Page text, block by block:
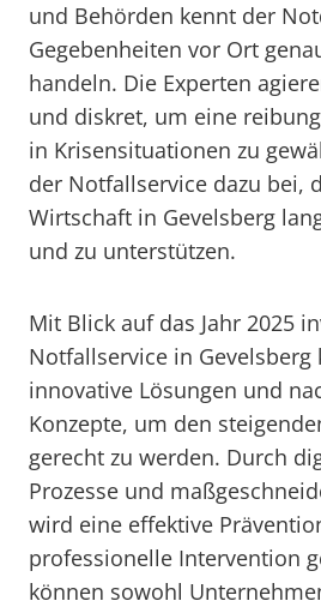
und Behörden kennt der
Gegebenheiten vor Ort
handeln. Die Experten
und diskret, um eine
in Krisensituationen zu
der Notfallservice dazu bei,
Wirtschaft in Gevelsberg
und zu unterstützen.
Mit Blick auf das Jahr 2025
Notfallservice in
innovative Lösungen und
Konzepte, um den
gerecht zu werden. Durch
Prozesse und
wird eine effektive
professionelle Intervention
können sowohl